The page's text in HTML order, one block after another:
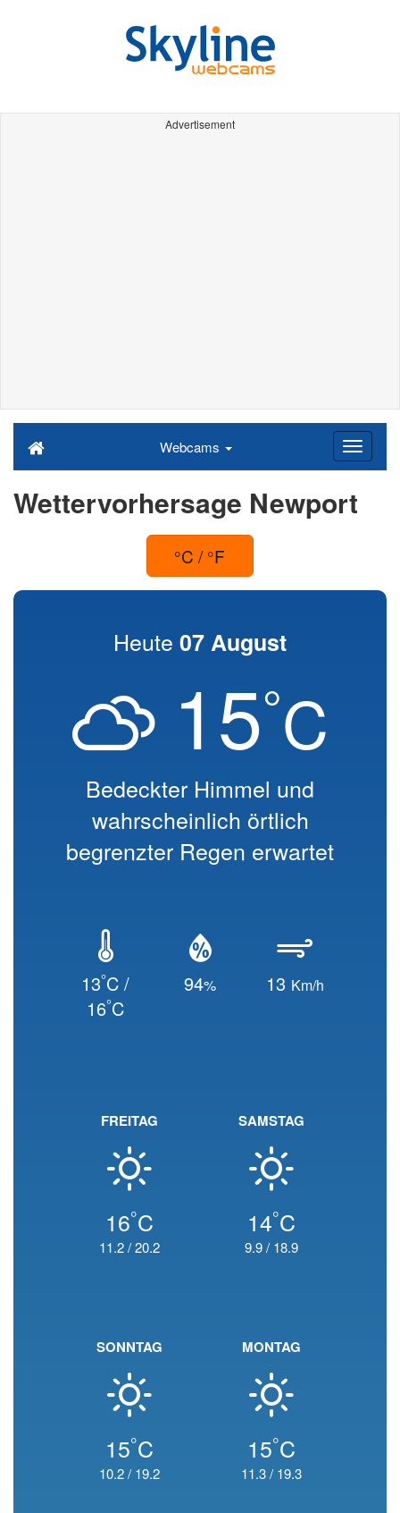
Advertisement
Webcams
Wettervorhersage Newport
°C / °F
Heute 07 August
15°C
Bedeckter Himmel und
wahrscheinlich örtlich
begrenzter Regen erwartet
13°C /
16°C
94% 13 Km/h
FREITAG
16°C
11.2/20.2
SAMSTAG
14°C
9.9/ 18.9
SONNTAG
15°C
10.2/ 19.2
MONTAG
15°C
11.3/ 19.3